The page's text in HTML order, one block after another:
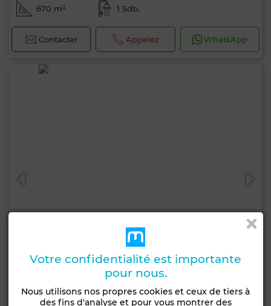
670 m² 1 Sdb.
Contacter Appelez WhatsApp
90 000 DH
Votre confidentialité est importante
pour nous.
Nous utilisons nos propres cookies et ceux de tiers à
des fins d'analyse et pour vous montrer des